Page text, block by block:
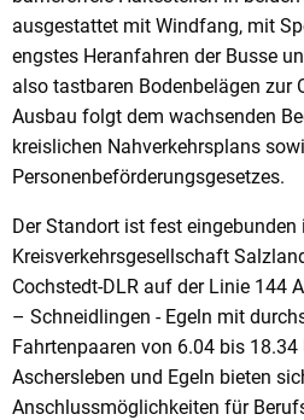
ausgestattet mit Windfang, mit
engstes Heranfahren der Busse
also tastbaren Bodenbelägen zur
Ausbau folgt dem wachsenden
kreislichen Nahverkehrsplans
Personenbeförderungsgesetzes.
Der Standort ist fest eingebunden
Kreisverkehrsgesellschaft
Cochstedt-DLR auf der Linie 144
– Schneidlingen - Egeln mit
Fahrtenpaaren von 6.04 bis 18.34
Aschersleben und Egeln bieten
Anschlussmöglichkeiten für